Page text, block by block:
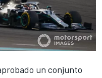
un conjunto